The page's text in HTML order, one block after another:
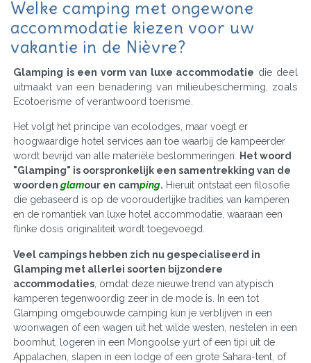
Welke camping met ongewone
accommodatie kiezen voor uw
vakantie in de Nièvre?
Glamping is een vorm van luxe accommodatie die deel
uitmaakt van een benadering van milieubescherming, zoals
Ecotoerisme of verantwoord toerisme.
Het volgt het principe van ecolodges, maar voegt er
hoogwaardige hotel services aan toe waarbij de kampeerder
wordt bevrijd van alle materiële beslommeringen. Het woord
"Glamping" is oorspronkelijk een samentrekking van de
woorden glamour en camping. Hieruit ontstaat een filosofie
die gebaseerd is op de voorouderlijke tradities van kamperen
en de romantiek van luxe hotel accommodatie, waaraan een
flinke dosis originaliteit wordt toegevoegd.
Veel campings hebben zich nu gespecialiseerd in
Glamping met allerlei soorten bijzondere
accommodaties , omdat deze nieuwe trend van atypisch
kamperen tegenwoordig zeer in de mode is. In een tot
Glamping omgebouwde camping kun je verblijven in een
woonwagen of een wagen uit het wilde westen, nestelen in een
boomhut, logeren in een Mongoolse yurt of een tipi uit de
Appalachen, slapen in een lodge of een grote Sahara-tent, of